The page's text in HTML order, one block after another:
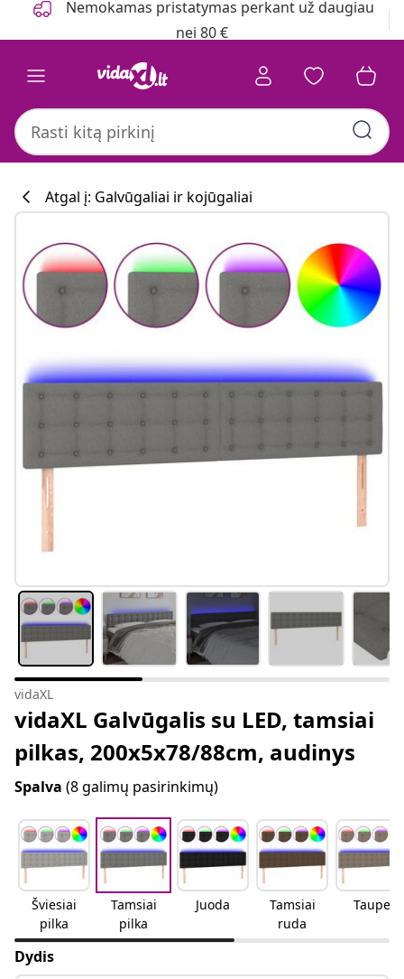
Nemokamas pristatymas perkant už daugiau
nei 80 €
Atgal į: Galvūgaliai ir kojūgaliai
vidaXL
vidaXL Galvūgalis su LED, tamsiai
pilkas, 200x5x78/88cm, audinys
Spalva (8 galimų pasirinkimų)
Šviesiai
pilka
Tamsiai
pilka
Juoda
Tamsiai
ruda
Taupe
Dydis